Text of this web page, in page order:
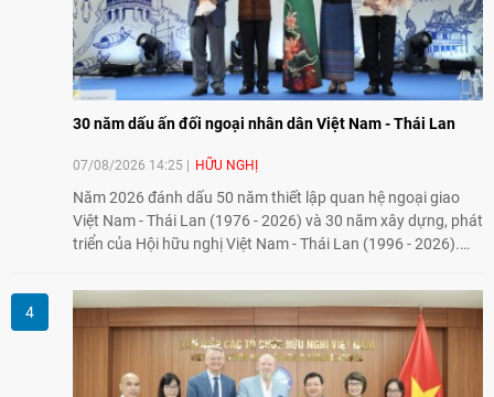
30 năm dấu ấn đối ngoại nhân dân Việt Nam - Thái Lan
07/08/2026 14:25 HỮU NGHỊ
Năm 2026 đánh dấu 50 năm thiết lập quan hệ ngoại giao
Việt Nam - Thái Lan (1976 - 2026) và 30 năm xây dựng, phát
triển của Hội hữu nghị Việt Nam - Thái Lan (1996 - 2026).
tình hữu nghị, đồng thời từng bước mở rộng hoạt động từ
giao lưu truyền thống sang kết nối địa phương, doanh
nghiệp, giáo dục, văn hóa và thế hệ trẻ, góp phần tăng
cường sự hiểu biết và hợp tác giữa nhân dân hai nước.